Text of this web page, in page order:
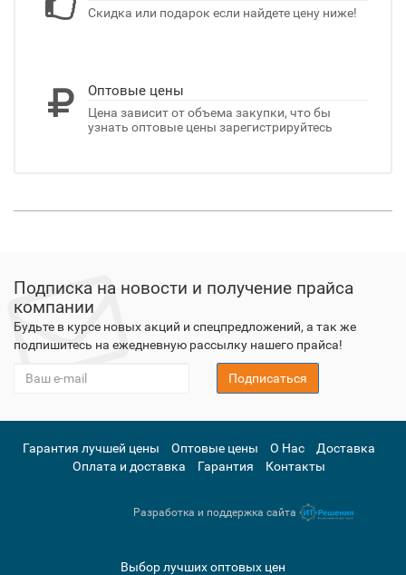
Скидка или подарок если найдете цену ниже!
Оптовые цены
Цена зависит от объема закупки, что бы
узнать оптовые цены зарегистрируйтесь
Подписка на новости и получение прайса
компании
Будьте в курсе новых акций и спецпредложений, а так же
подпишитесь на ежедневную рассылку нашего прайса!
Подписаться
Гарантия лучшей цены Оптовые цены О Нас
Доставка
Оплата и доставка
Гарантия Контакты
Разработка и поддержка сайта
Выбор лучших оптовых цен